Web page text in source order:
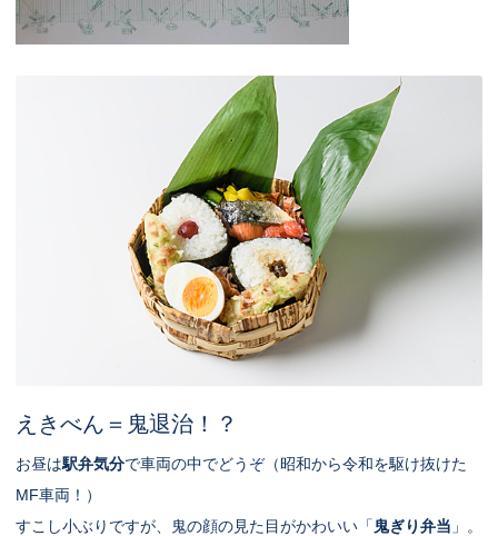
えきべん＝鬼退治！？
お昼は駅弁気分で車両の中でどうぞ（昭和から令和を駆け抜けた
MF車両！）
すこし小ぶりですが、鬼の顔の見た目がかわいい「 鬼ぎり弁当 」。